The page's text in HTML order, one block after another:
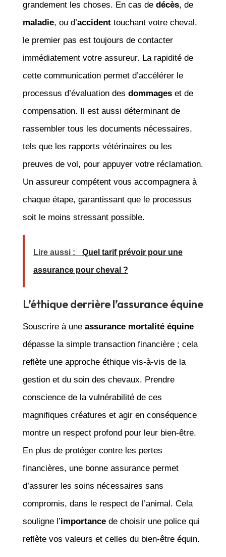
grandement les choses. En cas de décès, de
maladie, ou d’accidenttouchant votre cheval,
le premier pas est toujours de contacter
immédiatement votre assureur. La rapidité de
cette communication permet d’accélérer le
processus d’évaluation des dommageset de
compensation. Il est aussi déterminant de
rassembler tous les documents nécessaires,
tels que les rapports vétérinaires ou les
preuves de vol, pour appuyer votre réclamation.
Un assureur compétent vous accompagnera à
chaque étape, garantissant que le processus
soit le moins stressant possible.
Lire aussi : Quel tarif prévoir pour une
assurance pour cheval ?
L’éthique derrière l’assurance équine
Souscrire à une assurance mortalité équine
dépasse la simple transaction financière ; cela
reflète une approche éthique vis-à-vis de la
gestion et du soin des chevaux. Prendre
conscience de la vulnérabilité de ces
magnifiques créatures et agir en conséquence
montre un respect profond pour leur bien-être.
En plus de protéger contre les pertes
financières, une bonne assurance permet
d’assurer les soins nécessaires sans
compromis, dans le respect de l’animal. Cela
souligne l’importancede choisir une police qui
reflète vos valeurs et celles du bien-être équin.